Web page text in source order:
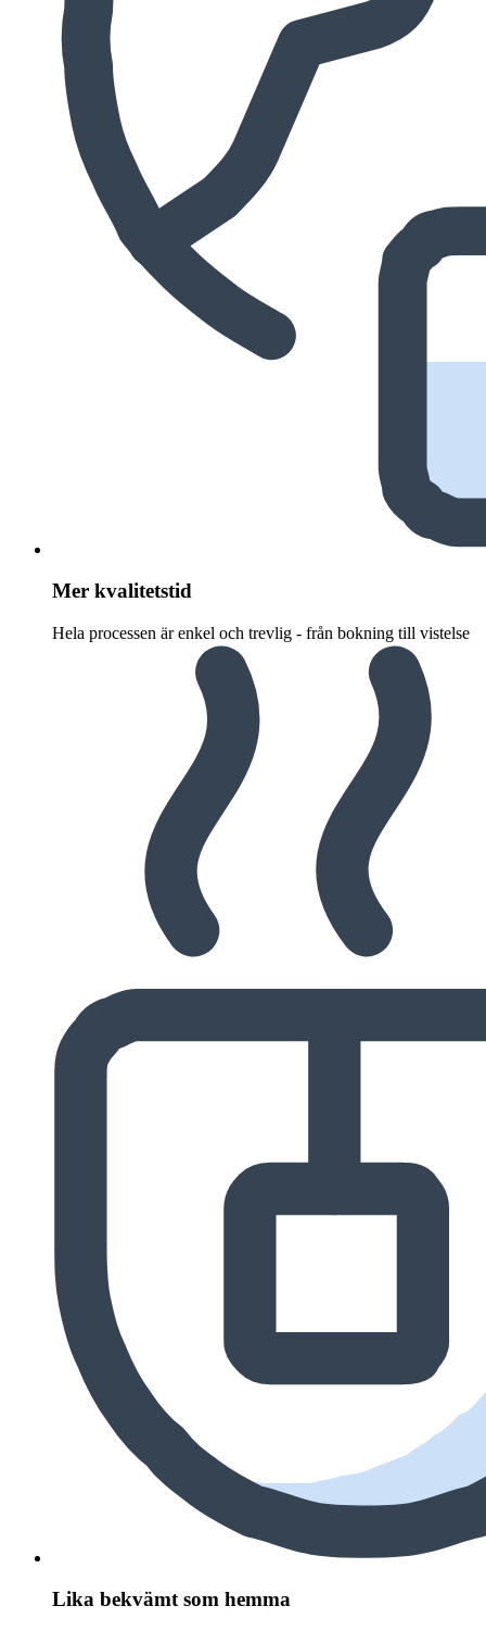
Mer kvalitetstid
Hela processen är enkel och trevlig - från bokning till vistelse
Lika bekvämt som hemma